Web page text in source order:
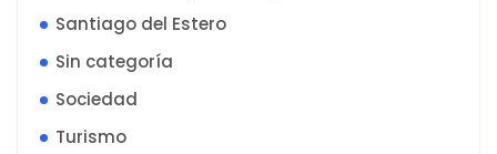
Santiago del Estero
Sin categoría
Sociedad
Turismo